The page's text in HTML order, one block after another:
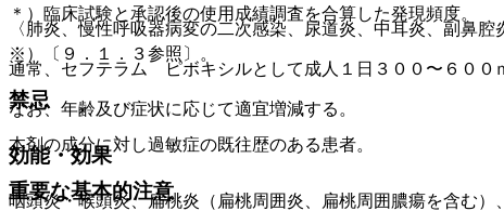
＊）臨床試験と承認後の使用成績調査を合算した発現頻度。
※）〔９．１．３参照〕。
禁忌
本剤の成分に対し過敏症の既往歴のある患者。
重要な基本的注意
〈肺炎、慢性呼吸器病変の二次感染、尿道炎、中耳炎、副鼻腔
通常、セフテラム ピボキシルとして成人１日３００〜６００
なお、年齢及び症状に応じて適宜増減する。
効能・効果
咽頭炎・喉頭炎、扁桃炎（扁桃周囲炎、扁桃周囲膿瘍を含む